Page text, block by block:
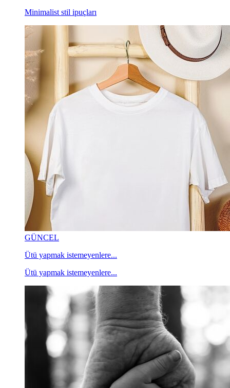
Minimalist stil ipuçları
GÜNCEL
Ütü yapmak istemeyenlere...
Ütü yapmak istemeyenlere...